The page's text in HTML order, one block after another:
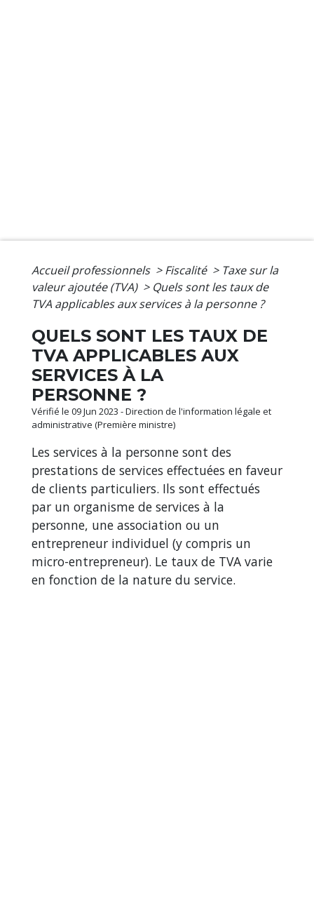
Accueil professionnels > Fiscalité > Taxe sur la
valeur ajoutée (TVA) > Quels sont les taux de
TVA applicables aux services à la personne ?
QUELS SONT LES TAUX DE
TVA APPLICABLES AUX
SERVICES À LA
PERSONNE ?
Vérifié le 09 Jun 2023 - Direction de l'information légale et
administrative (Première ministre)
Les services à la personne sont des
prestations de services effectuées en faveur
de clients particuliers. Ils sont effectués
par un organisme de services à la
personne, une association ou un
entrepreneur individuel (y compris un
micro-entrepreneur). Le taux de TVA varie
en fonction de la nature du service.